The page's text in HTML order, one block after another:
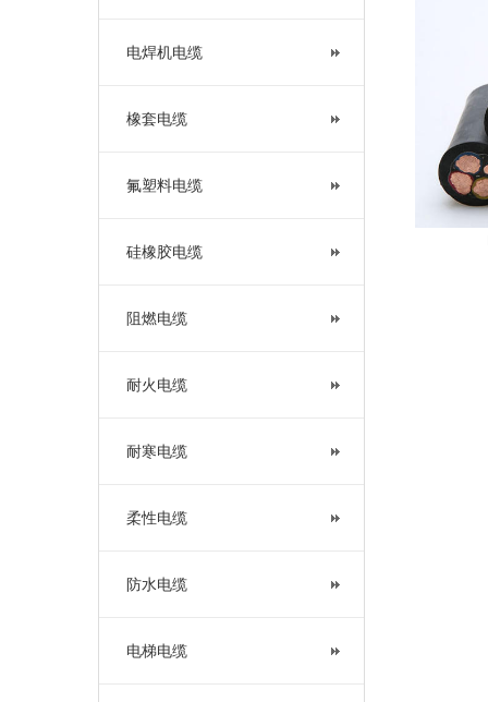
电焊机电缆
橡套电缆
氟塑料电缆
硅橡胶电缆
阻燃电缆
耐火电缆
耐寒电缆
柔性电缆
防水电缆
电梯电缆